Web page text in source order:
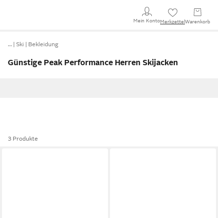
Mein KontoMerkzettel Warenkorb
… Ski Bekleidung
Günstige Peak Performance Herren Skijacken
3 Produkte